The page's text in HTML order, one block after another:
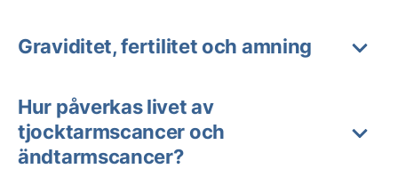
Graviditet, fertilitet och amning
Hur påverkas livet av
tjocktarmscancer och
ändtarmscancer?